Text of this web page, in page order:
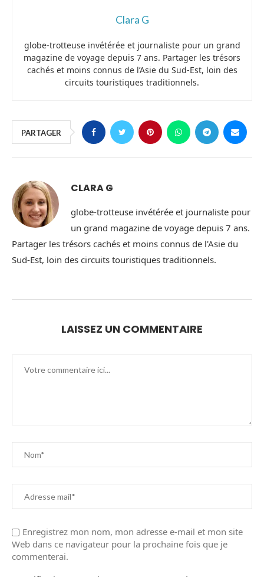
Clara G
globe-trotteuse invétérée et journaliste pour un grand
magazine de voyage depuis 7 ans. Partager les trésors
cachés et moins connus de l’Asie du Sud-Est, loin des
circuits touristiques traditionnels.
PARTAGER
CLARA G
globe-trotteuse invétérée et journaliste pour
un grand magazine de voyage depuis 7 ans.
Partager les trésors cachés et moins connus de l'Asie du
Sud-Est, loin des circuits touristiques traditionnels.
LAISSEZ UN COMMENTAIRE
Enregistrez mon nom, mon adresse e-mail et mon site
Web dans ce navigateur pour la prochaine fois que je
commenterai.